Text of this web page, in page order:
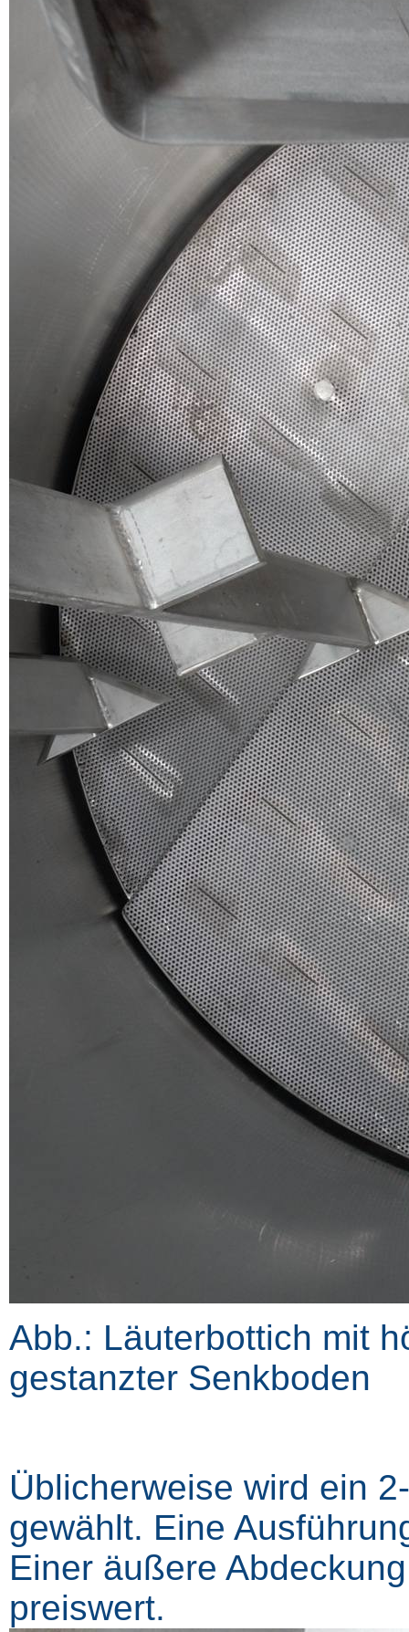
Abb.: Läuterbottich mit
gestanzter Senkboden
Üblicherweise wird ein
gewählt. Eine
Einer äußere
preiswert.